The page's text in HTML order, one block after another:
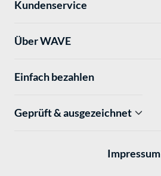
Kundenservice
Über WAVE
Einfach bezahlen
Geprüft & ausgezeichnet
Impressum